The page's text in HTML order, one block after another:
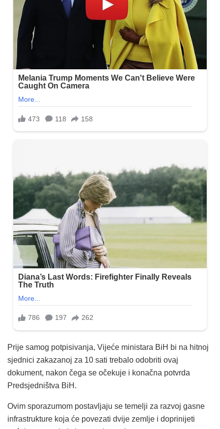
Prije samog potpisivanja, Vijeće ministara BiH bi na hitnoj
sjednici zakazanoj za 10 sati trebalo odobriti ovaj
dokument, nakon čega se očekuje i konačna potvrda
Predsjedništva BiH.
Ovim sporazumom postavljaju se temelji za razvoj gasne
infrastrukture koja će povezati dvije zemlje i doprinijeti